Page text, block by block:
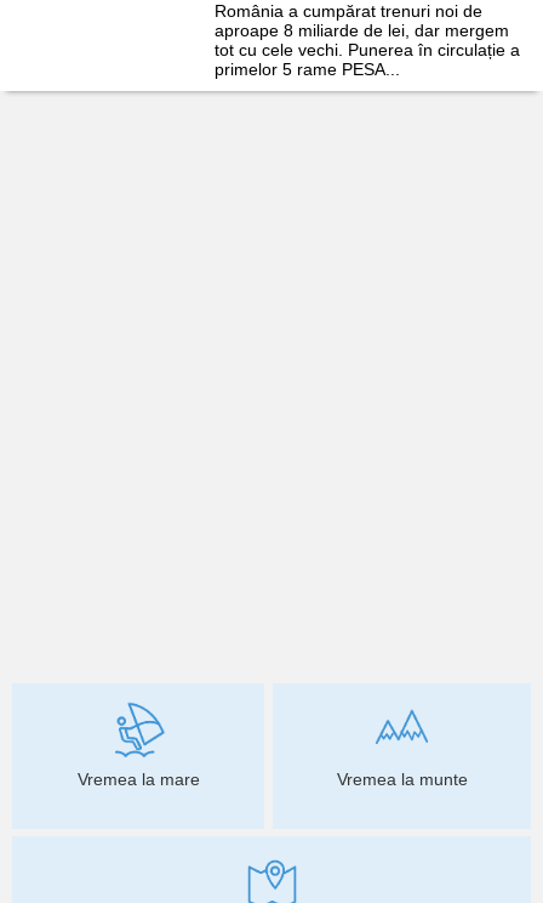
România a cumpărat trenuri noi de
aproape 8 miliarde de lei, dar mergem
tot cu cele vechi. Punerea în circulație a
primelor 5 rame PESA...
Vremea la mare Vremea la munte